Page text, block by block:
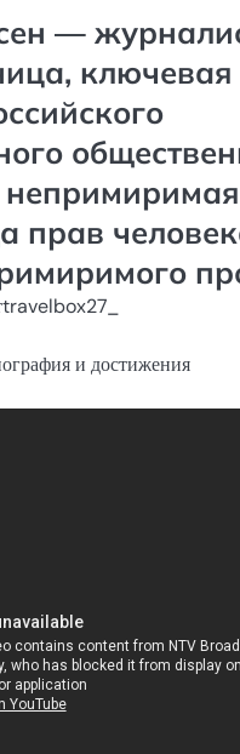
—
ключевая
непримиримая
прав
travelbox27_